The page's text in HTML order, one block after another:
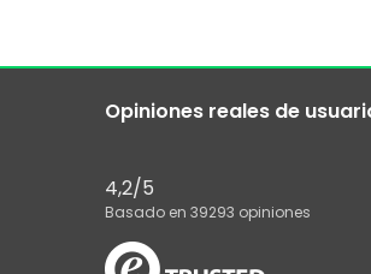
Opiniones reales de
4,2/5
Basado en 39293 opiniones